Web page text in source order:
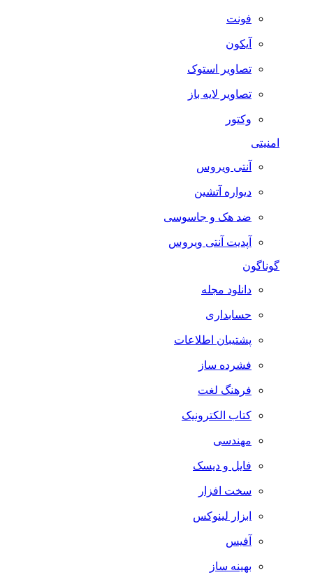
فونت
آیکون
تصاویر استوک
تصاویر لایه باز
وکتور
آنتی ویروس
دیواره آتشین
ضد هک و جاسوسی
آپدیت آنتی ویروس
گوناگون
دانلود مجله
حسابداری
پشتیبان اطلاعات
فشرده ساز
فرهنگ لغت
کتاب الکترونیک
مهندسی
فایل و دیسک
سخت افزار
ابزار لینوکس
آفیس
بهینه ساز